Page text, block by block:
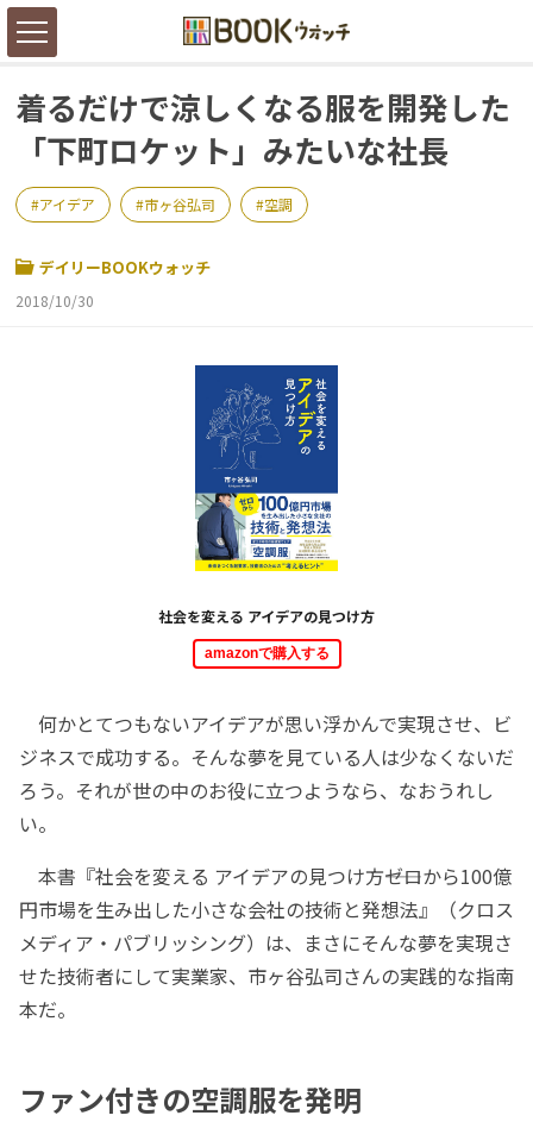
着るだけで涼しくなる服を開発した
「下町ロケット」みたいな社長
アイデア 市ヶ谷弘司 空調
デイリーBOOKウォッチ
2018/10/30
社会を変える アイデアの見つけ方
amazonで購入する
何かとてつもないアイデアが思い浮かんで実現させ、ビ
ジネスで成功する。そんな夢を見ている人は少なくないだ
ろう。それが世の中のお役に立つようなら、なおうれし
い。
本書『社会を変える アイデアの見つけ方――ゼロから100億
円市場を生み出した小さな会社の技術と発想法』（クロス
メディア・パブリッシング）は、まさにそんな夢を実現さ
せた技術者にして実業家、市ヶ谷弘司さんの実践的な指南
本だ。
ファン付きの空調服を発明